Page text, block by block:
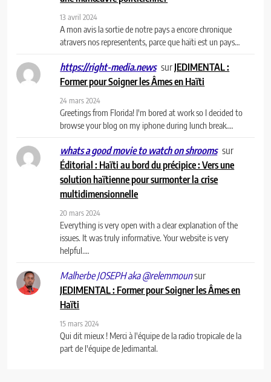
13 avril 2024
A mon avis la sortie de notre pays a encore chronique
atravers nos representents, parce que haïti est un pays…
https://right-media.news surJEDIMENTAL :
Former pour Soigner les Âmes en Haïti
24 mars 2024
Greetings from Florida! I'm bored at work so I decided to
browse your blog on my iphone during lunch break.…
whats a good movie to watch on shrooms sur
Éditorial : Haïti au bord du précipice : Vers une
solution haïtienne pour surmonter la crise
multidimensionnelle
20 mars 2024
Everything is very open with a clear explanation of the
issues. It was truly informative. Your website is very
helpful.…
Malherbe JOSEPH aka @relemmounsur
JEDIMENTAL : Former pour Soigner les Âmes en
Haïti
15 mars 2024
Qui dit mieux ! Merci à l'équipe de la radio tropicale de la
part de l'équipe de Jedimantal.